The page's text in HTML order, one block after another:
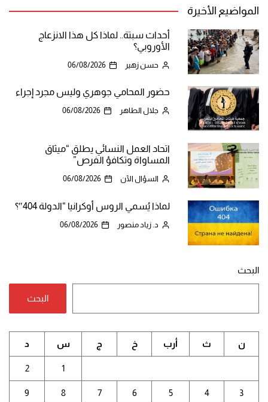
المواضيع الأخيرة
أحداث سبتة.. لماذا كل هذا الانزعاج
الأوروبي؟
حسن زهير 06/08/2026
حضور المحامي جوهري وليس مجرد إجراء
جلال الطاهر 06/08/2026
اتحاد العمل النسائي يطلق “ميثاق
المساواة وتكافؤ الفرص”
السؤال الآن 06/08/2026
لماذا يُسمي الروس أوكرانيا “الدولة 404″؟
د. زياد منصور 06/08/2026
البحث
البحث
ن ث أرب خ ج س د
1
2
3
4
5
6
7
8
9